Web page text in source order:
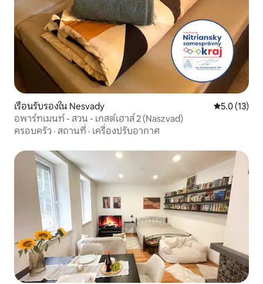
เรือนรับรองใน Nesvady คะแนนเฉลี่ย
5.0 (13)
อพาร์ทเมนท์ - สวน - เกสต์เฮาส์ 2 (Naszvad)
ครอบครัว · สถานที่ · เครื่องปรับอากาศ